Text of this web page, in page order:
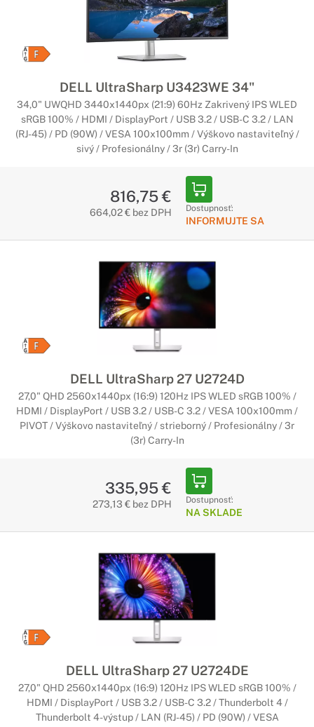
DELL UltraSharp U3423WE 34"
34,0" UWQHD 3440x1440px (21:9) 60Hz Zakrivený IPS WLED
sRGB 100% / HDMI / DisplayPort / USB 3.2 / USB-C 3.2 / LAN
(RJ-45) / PD (90W) / VESA 100x100mm / Výškovo nastaviteľný /
sivý / Profesionálny / 3r (3r) Carry-In
816,75 €
664,02 € bez DPH Dostupnosť:
INFORMUJTE SA
DELL UltraSharp 27 U2724D
27,0" QHD 2560x1440px (16:9) 120Hz IPS WLED sRGB 100% /
HDMI / DisplayPort / USB 3.2 / USB-C 3.2 / VESA 100x100mm /
PIVOT / Výškovo nastaviteľný / strieborný / Profesionálny / 3r
(3r) Carry-In
335,95 €
273,13 € bez DPH Dostupnosť:
NA SKLADE
DELL UltraSharp 27 U2724DE
27,0" QHD 2560x1440px (16:9) 120Hz IPS WLED sRGB 100% /
HDMI / DisplayPort / USB 3.2 / USB-C 3.2 / Thunderbolt 4 /
Thunderbolt 4-výstup / LAN (RJ-45) / PD (90W) / VESA